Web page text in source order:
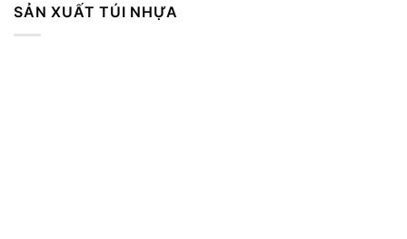
SẢN XUẤT TÚI NHỰA